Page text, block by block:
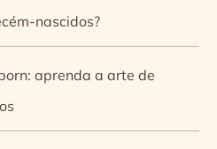
nascidos?
aprenda a arte de